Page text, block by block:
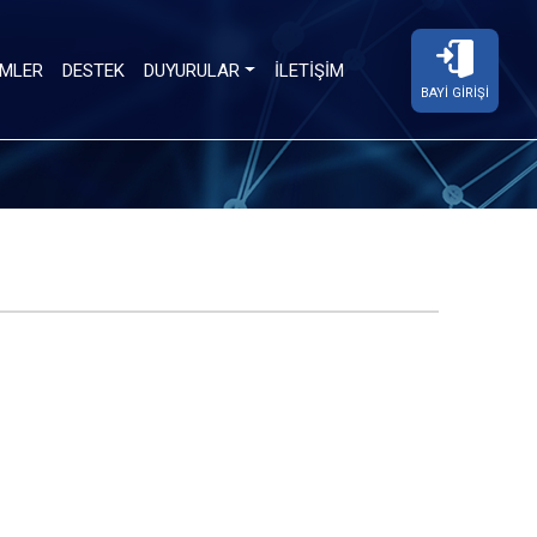
DESTEK DUYURULAR İLETIŞIM
BAYI GIRIŞI